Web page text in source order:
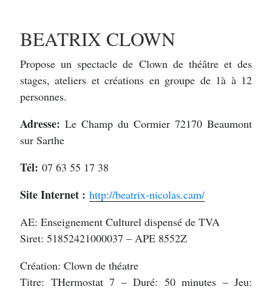
BEATRIX CLOWN
Propose un spectacle de Clown de théâtre et des
stages, ateliers et créations en groupe de 1à à 12
personnes.
Adresse: Le Champ du Cormier 72170 Beaumont
sur Sarthe
Tél: 07 63 55 17 38
Site Internet : http://beatrix-nicolas.cam/
AE: Enseignement Culturel dispensé de TVA
Siret: 51852421000037 – APE 8552Z
Création: Clown de théatre
Titre: THermostat 7 – Duré: 50 minutes – Jeu: